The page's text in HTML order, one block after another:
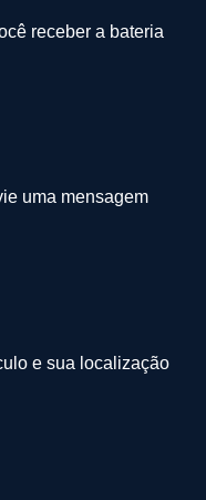
receber a bateria
uma mensagem
e sua localização